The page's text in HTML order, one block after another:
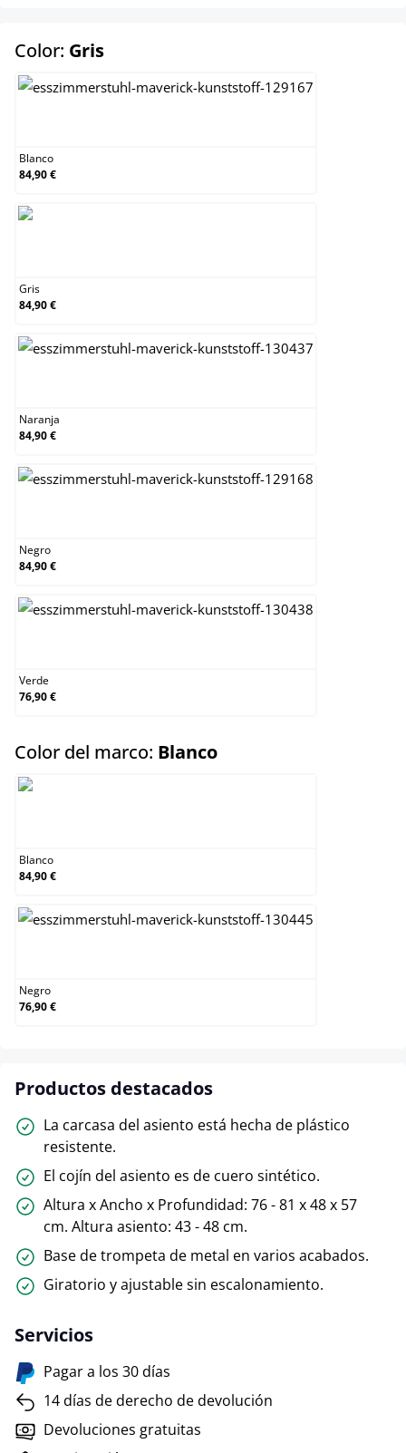
Color: Grisselect
Blanco
84,90 €
Gris
84,90 €
Naranja
84,90 €
Negro
84,90 €
Verde
76,90 €
Color del marco: Blancoselect
Blanco
84,90 €
Negro
76,90 €
Productos destacados
La carcasa del asiento está hecha de plástico
resistente.
El cojín del asiento es de cuero sintético.
Altura x Ancho x Profundidad: 76 - 81 x 48 x 57
cm. Altura asiento: 43 - 48 cm.
Base de trompeta de metal en varios acabados.
Giratorio y ajustable sin escalonamiento.
Servicios
Pagar a los 30 días
14 días de derecho de devolución
Devoluciones gratuitas